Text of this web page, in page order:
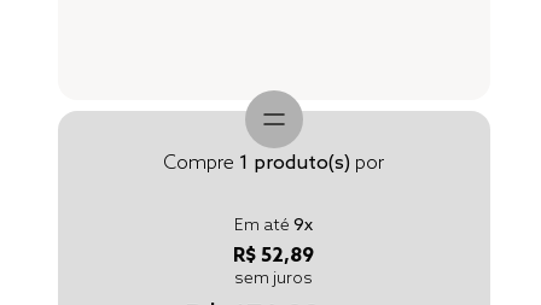
Compre 1 produto(s) por
Em até 9x
R$ 52,89
sem juros